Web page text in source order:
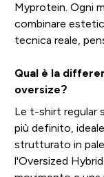
Myprotein. Ogni
combinare
tecnica reale,
Qual è la
oversize?
Le t-shirt regular
più definito,
strutturato in
l'Oversized